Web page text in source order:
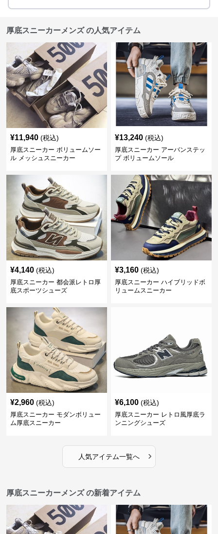
厚底スニーカーメンズ の人気アイテム
¥11,940 (税込)
厚底スニーカー ボリュームソー
ル メッシュスニーカー
¥13,240 (税込)
厚底スニーカー アーバンステッ
プ ボリュームソール
¥4,140 (税込)
厚底スニーカー 都会派レトロ厚
底スポーツシューズ
¥3,160 (税込)
厚底スニーカー ハイブリッドボ
リュームスニーカー
¥2,960 (税込)
厚底スニーカー モダンボリュー
ム厚底スニーカー
¥6,100 (税込)
厚底スニーカー レトロ風厚底ラ
ンニングシューズ
人気アイテム一覧へ ›
厚底スニーカーメンズ の新着アイテム